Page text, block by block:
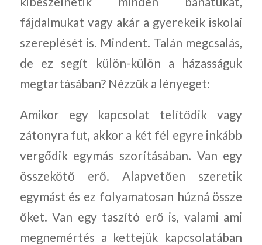
fájdalmukat vagy akár a gyerekeik iskolai
szereplését is. Mindent. Talán megcsalás,
de ez segít külön-külön a házasságuk
megtartásában? Nézzük a lényeget:
Amikor egy kapcsolat telítődik vagy
zátonyra fut, akkor a két fél egyre inkább
vergődik egymás szorításában. Van egy
összekötő erő. Alapvetően szeretik
egymást és ez folyamatosan húzná össze
őket. Van egy taszító erő is, valami ami
megnemértés a kettejük kapcsolatában